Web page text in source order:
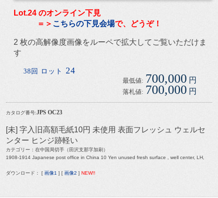
Lot.24 のオンライン下見
＝＞ こちらの下見会場で、どうぞ！
2 枚の高解像度画像をルーペで拡大してご覧いただけま
す
38回 ロット 24
最低値: 700,000 円
落札値: 700,000 円
カタログ番号:JPS OC23
[未] 字入旧高額毛紙10円 未使用 表面フレッシュ ウェルセ
ンター ヒンジ跡軽い
カテゴリー：在中国局切手（田沢支那字加刷）
1908-1914 Japanese post office in China 10 Yen unused fresh surface , well center, LH,
ダウンロード： [ 画像1 ] [ 画像2 ] NEW!!